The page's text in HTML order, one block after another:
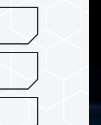
SSDの15倍
3.0インターフ